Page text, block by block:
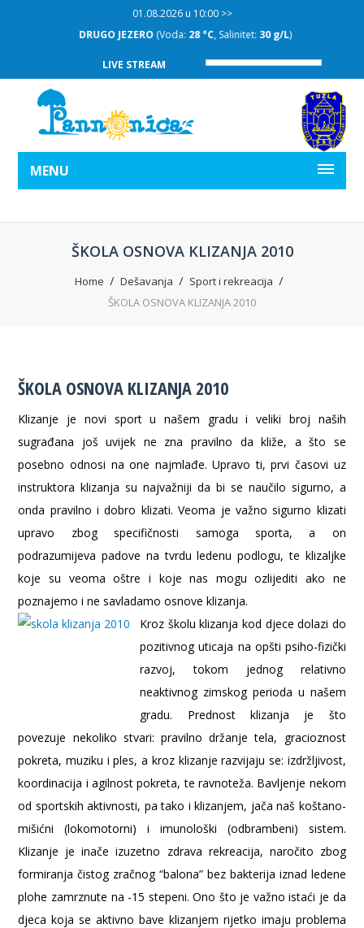
01.08.2026 u 10:00 >>
DRUGO JEZERO(Voda:28 °C, Salinitet:30 g/L)
LIVE STREAM
MENU
ŠKOLA OSNOVA KLIZANJA 2010
Home Dešavanja
Sport i rekreacija
ŠKOLA OSNOVA KLIZANJA 2010
ŠKOLA OSNOVA KLIZANJA 2010
Klizanje je novi sport u našem gradu i veliki broj naših
sugrađana još uvijek ne zna pravilno da kliže, a što se
posebno odnosi na one najmlađe. Upravo ti, prvi časovi uz
instruktora klizanja su najvažniji da bi se naučilo sigurno, a
onda pravilno i dobro klizati. Veoma je važno sigurno klizati
upravo zbog specifičnosti samoga sporta, a on
podrazumijeva padove na tvrdu ledenu podlogu, te klizaljke
koje su veoma oštre i koje nas mogu ozlijediti ako ne
poznajemo i ne savladamo osnove klizanja.
Kroz školu klizanja kod djece dolazi do
pozitivnog uticaja na opšti psiho-fizički
razvoj, tokom jednog relativno
neaktivnog zimskog perioda u našem
gradu. Prednost klizanja je što
povezuje nekoliko stvari: pravilno držanje tela, gracioznost
pokreta, muziku i ples, a kroz klizanje razvijaju se: izdržljivost,
koordinacija i agilnost pokreta, te ravnoteža. Bavljenje nekom
od sportskih aktivnosti, pa tako i klizanjem, jača naš koštano-
mišićni (lokomotorni) i imunološki (odbrambeni) sistem.
Klizanje je inače izuzetno zdrava rekreacija, naročito zbog
formiranja čistog zračnog “balona” bez bakterija iznad ledene
plohe zamrznute na -15 stepeni. Ono što je važno istaći je da
djeca koja se aktivno bave klizanjem rijetko imaju problema